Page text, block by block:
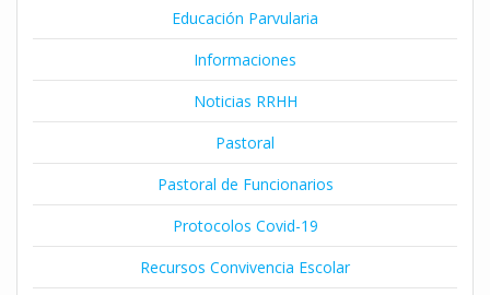
Educación Parvularia
Informaciones
Noticias RRHH
Pastoral
Pastoral de Funcionarios
Protocolos Covid-19
Recursos Convivencia Escolar